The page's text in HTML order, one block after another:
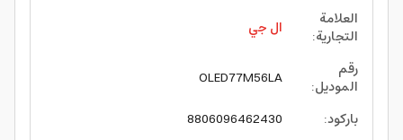
العلامة
التجارية:
ال جي
رقم
الموديل:
OLED77M56LA
باركود:
8806096462430